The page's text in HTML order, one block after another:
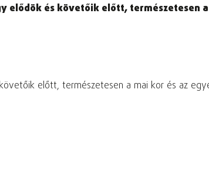
és követőik előtt, természetesen
előtt, természetesen a mai kor és az